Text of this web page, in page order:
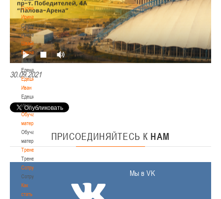
Сумникова
Ирина
Сумникова
Ирина
Швайбович
Елена
Швайбович
Елена
Едешко
Иван
Едешко
Иван
Обучающие
материалы
Обучающие
материалы
Тренерам
Тренерам
Сотрудничество
Сотрудничество
Как
стать
30.09.2021
ПРИСОЕДИНЯЙТЕСЬ К НАМ
Мы в VK